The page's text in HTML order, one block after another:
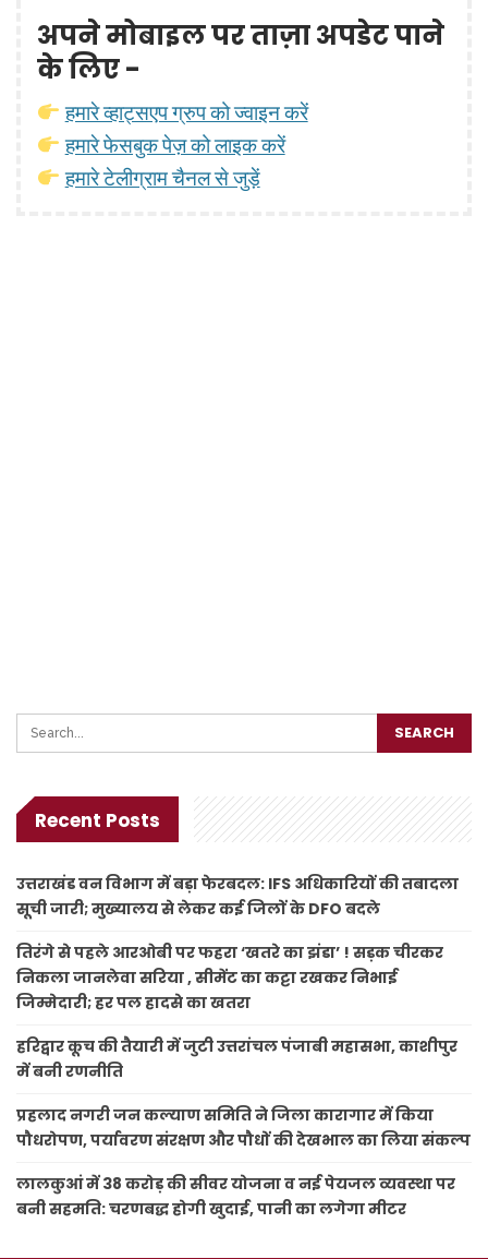
अपने मोबाइल पर ताज़ा अपडेट पाने
के लिए -
हमारे व्हाट्सएप ग्रुप को ज्वाइन करें
हमारे फेसबुक पेज़ को लाइक करें
हमारे टेलीग्राम चैनल से जुड़ें
Recent Posts
उत्तराखंड वन विभाग में बड़ा फेरबदल: IFS अधिकारियों की तबादला
सूची जारी; मुख्यालय से लेकर कई जिलों के DFO बदले
तिरंगे से पहले आरओबी पर फहरा ‘खतरे का झंडा’ ! सड़क चीरकर
निकला जानलेवा सरिया , सीमेंट का कट्टा रखकर निभाई
जिम्मेदारी; हर पल हादसे का खतरा
हरिद्वार कूच की तैयारी में जुटी उत्तरांचल पंजाबी महासभा, काशीपुर
में बनी रणनीति
प्रहलाद नगरी जन कल्याण समिति ने जिला कारागार में किया
पौधरोपण, पर्यावरण संरक्षण और पौधों की देखभाल का लिया संकल्प
लालकुआं में 38 करोड़ की सीवर योजना व नई पेयजल व्यवस्था पर
बनी सहमति: चरणबद्ध होगी खुदाई, पानी का लगेगा मीटर